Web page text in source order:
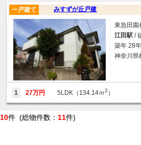
みすずが丘戸建
一戸建て
東急田園
江田駅 /
築年 28
神奈川県
1 27万円 5LDK（134.14ｍ2 ）
10件 (総物件数： 11件)